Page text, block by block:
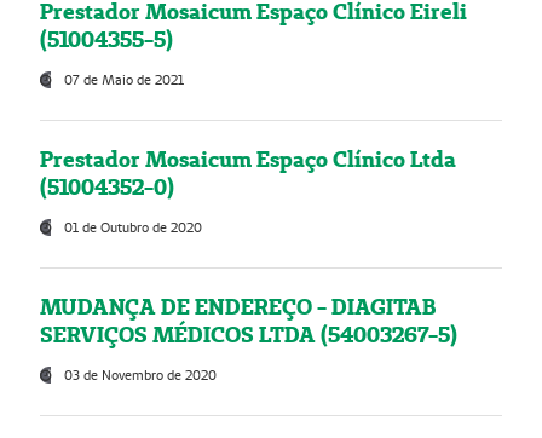
Prestador Mosaicum Espaço Clínico Eireli
(51004355-5)
07 de Maio de 2021
Prestador Mosaicum Espaço Clínico Ltda
(51004352-0)
01 de Outubro de 2020
MUDANÇA DE ENDEREÇO - DIAGITAB
SERVIÇOS MÉDICOS LTDA (54003267-5)
03 de Novembro de 2020